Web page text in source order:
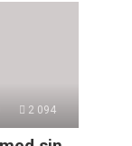
2 094